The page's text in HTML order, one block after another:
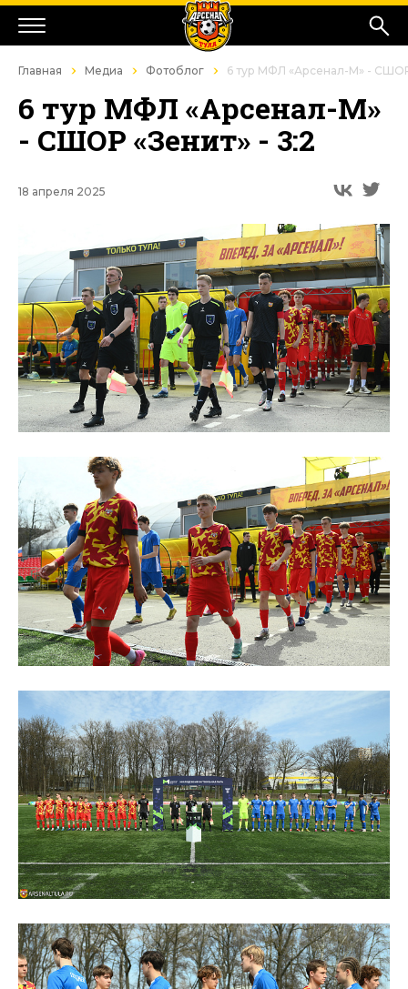
Главная Медиа Фотоблог 6 тур МФЛ «Арсенал-М» - СШОР
6 тур МФЛ «Арсенал-М»
- СШОР «Зенит» - 3:2
18 апреля 2025